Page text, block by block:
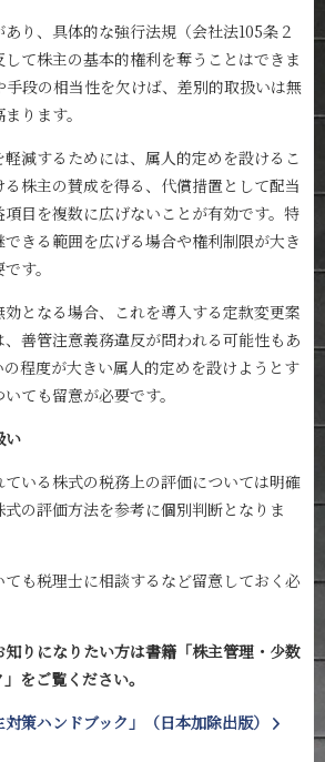
り、具体的な強行法規（会社法105条２
て株主の基本的権利を奪うことはできま
段の相当性を欠けば、差別的取扱いは無
ります。
減するためには、属人的定めを設けるこ
株主の賛成を得る、代償措置として配当
目を複数に広げないことが有効です。特
きる範囲を広げる場合や権利制限が大き
す。
となる場合、これを導入する定款変更案
善管注意義務違反が問われる可能性もあ
程度が大きい属人的定めを設けようとす
ても留意が必要です。
い
いる株式の税務上の評価については明確
の評価方法を参考に個別判断となりま
も税理士に相談するなど留意しておく必
りになりたい方は書籍「株主管理・少数
をご覧ください。
対策ハンドブック」（日本加除出版）